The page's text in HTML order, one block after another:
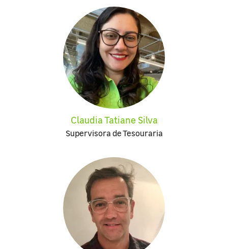
Claudia Tatiane Silva
Supervisora de Tesouraria